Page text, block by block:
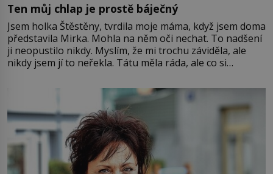
Ten můj chlap je prostě báječný
Jsem holka Štěstěny, tvrdila moje máma, když jsem doma
představila Mirka. Mohla na něm oči nechat. To nadšení
ji neopustilo nikdy. Myslím, že mi trochu záviděla, ale
nikdy jsem jí to neřekla. Tátu měla ráda, ale co si
Jsme spolu moc rádi Tehdy byla jiná doba, když